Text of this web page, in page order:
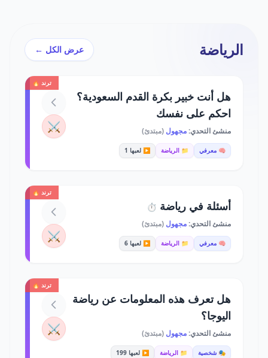
الرياضة عرض الكل ←
ترند 🔥
هل أنت خبير بكرة القدم السعودية؟
احكم على نفسك
منشئ التحدي:مجهول (مبتدئ)
🧠 معرفي 📁 الرياضة ▶️ لعبها 1
⚔️
ترند 🔥
أسئلة في رياضة ⏱️
منشئ التحدي:مجهول (مبتدئ)
🧠 معرفي 📁 الرياضة ▶️ لعبها 6 ⚔️
ترند 🔥
هل تعرف هذه المعلومات عن رياضة
اليوجا؟
منشئ التحدي:مجهول (مبتدئ)
🎭 شخصية 📁 الرياضة ▶️ لعبها 199
⚔️